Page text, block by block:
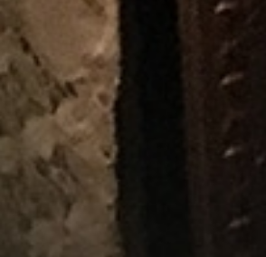
真木環
宮川あゆこ